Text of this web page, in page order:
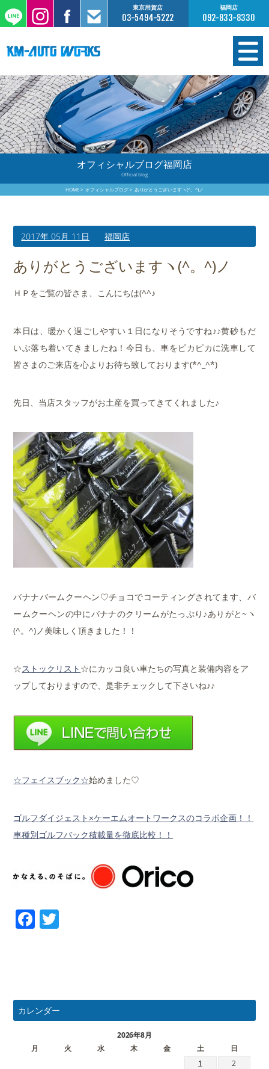
東京用賀店
03-5494-5222
福岡店
092-833-8330
在庫情報
オーダー販売
工場サービス
保証について
買取査定のご案内
店舗案内
会社概要
オフィシャルブログ福岡店
Official blog
HOME オフィシャルブログ ありがとうございますヽ(^。^)ノ
2017年 05月 11日 福岡店
ありがとうございますヽ(^。^)ノ
ＨＰをご覧の皆さま、こんにちは(^^♪
本日は、暖かく過ごしやすい１日になりそうですね♪♪黄砂もだ
いぶ落ち着いてきましたね！今日も、車をピカピカに洗車して
皆さまのご来店を心よりお待ち致しております(*^_^*)
先日、当店スタッフがお土産を買ってきてくれました♪
バナナバームクーヘン♡チョコでコーティングされてます、バ
ームクーヘンの中にバナナのクリームがたっぷり♪ありがと~ヽ
(^。^)ノ美味しく頂きました！！
☆ストックリスト ☆にカッコ良い車たちの写真と装備内容をア
ップしておりますので、是非チェックして下さいね♪♪
☆フェイスブック☆始めました♡
ゴルフダイジェスト×ケーエムオートワークスのコラボ企画！！
車種別ゴルフバック積載量を徹底比較！！
Facebook
カレンダー
2026年8月
月
火 水 木 金 土
日
1
2